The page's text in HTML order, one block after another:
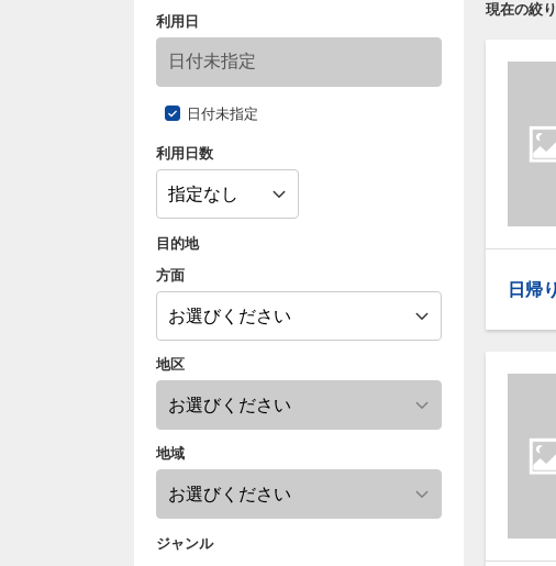
利用日
日付未指定
利用日数
目的地
方面
地区
地域
ジャンル
現在の絞
日帰